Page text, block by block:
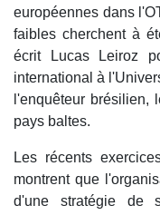
européennes dans
faibles cherchent à
écrit Lucas Leiroz
international à
l'enquêteur brésilien,
pays baltes.
Les récents
montrent que
d'une stratégie de